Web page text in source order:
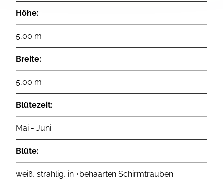
Höhe:
5,00 m
Breite:
5,00 m
Blütezeit:
Mai - Juni
Blüte:
weiß, strahlig, in ±behaarten Schirmtrauben